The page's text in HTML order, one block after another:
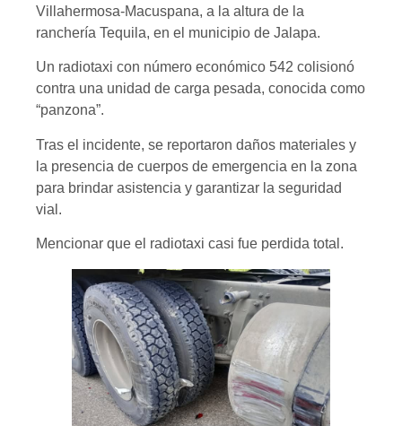
Villahermosa-Macuspana, a la altura de la
ranchería Tequila, en el municipio de Jalapa.
Un radiotaxi con número económico 542 colisionó
contra una unidad de carga pesada, conocida como
“panzona”.
Tras el incidente, se reportaron daños materiales y
la presencia de cuerpos de emergencia en la zona
para brindar asistencia y garantizar la seguridad
vial.
Mencionar que el radiotaxi casi fue perdida total.